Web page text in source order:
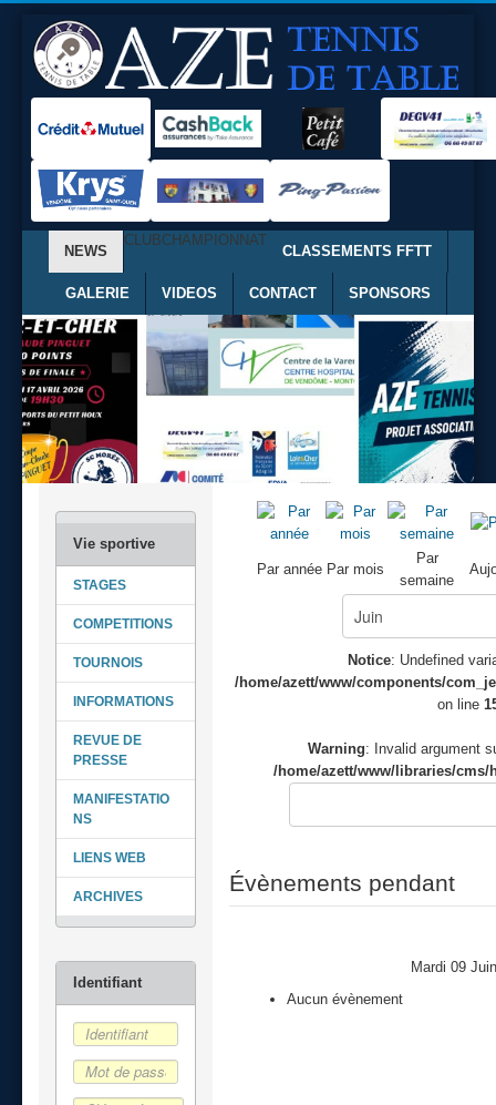
NEWS
CLUBCHAMPIONNAT
CLASSEMENTS FFTT
GALERIE VIDEOS CONTACT SPONSORS
STAGES
COMPETITIONS
TOURNOIS
INFORMATIONS
REVUE DE
PRESSE
MANIFESTATIO
NS
LIENS WEB
ARCHIVES
Par année Par mois
Par
semaine
Notice: Undefined
/home/azett/www/components/
on line
Warning: Invalid argument
/home/azett/www/libraries/cms/
Évènements pendant
Mardi 09
Aucun évènement